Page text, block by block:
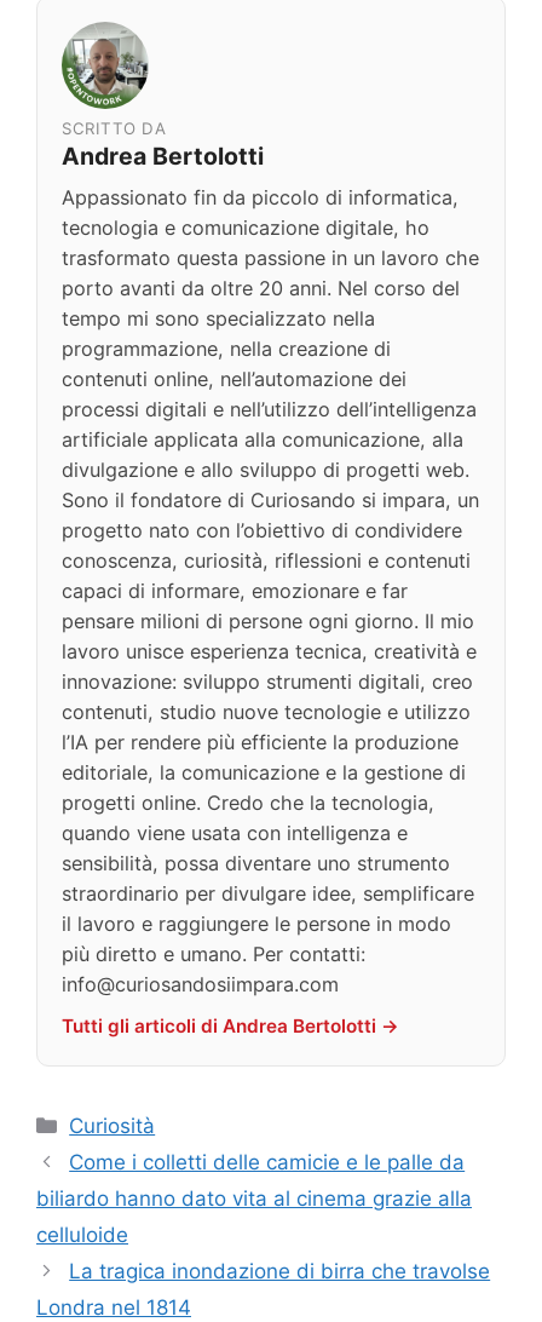
SCRITTO DA
Andrea Bertolotti
Appassionato fin da piccolo di informatica,
tecnologia e comunicazione digitale, ho
trasformato questa passione in un lavoro che
porto avanti da oltre 20 anni. Nel corso del
tempo mi sono specializzato nella
programmazione, nella creazione di
contenuti online, nell’automazione dei
processi digitali e nell’utilizzo dell’intelligenza
artificiale applicata alla comunicazione, alla
divulgazione e allo sviluppo di progetti web.
Sono il fondatore di Curiosando si impara, un
progetto nato con l’obiettivo di condividere
conoscenza, curiosità, riflessioni e contenuti
capaci di informare, emozionare e far
pensare milioni di persone ogni giorno. Il mio
lavoro unisce esperienza tecnica, creatività e
innovazione: sviluppo strumenti digitali, creo
contenuti, studio nuove tecnologie e utilizzo
l’IA per rendere più efficiente la produzione
editoriale, la comunicazione e la gestione di
progetti online. Credo che la tecnologia,
quando viene usata con intelligenza e
sensibilità, possa diventare uno strumento
straordinario per divulgare idee, semplificare
il lavoro e raggiungere le persone in modo
più diretto e umano. Per contatti:
info@curiosandosiimpara.com
Tutti gli articoli di Andrea Bertolotti →
Categorie
Curiosità
Come i colletti delle camicie e le palle da
biliardo hanno dato vita al cinema grazie alla
celluloide
La tragica inondazione di birra che travolse
Londra nel 1814